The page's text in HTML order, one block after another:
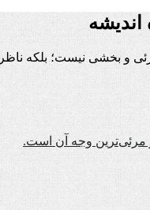
اندیشه
و بخشی نیست؛ بلکه
مرئی‌ترین وجه آن است.